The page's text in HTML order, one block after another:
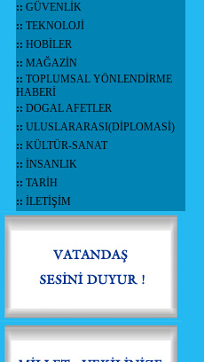
:: GÜVENLİK
:: TEKNOLOJİ
:: HOBİLER
:: MAĞAZİN
:: TOPLUMSAL YÖNLENDİRME
HABERİ
:: DOGAL AFETLER
:: ULUSLARARASI(DİPLOMASİ)
:: KÜLTÜR-SANAT
:: İNSANLIK
:: TARİH
:: İLETİŞİM